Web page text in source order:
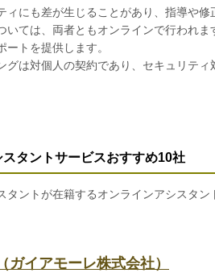
ィにも差が生じることがあり、指導や修
いては、両者ともオンラインで行われ
トを提供します。
グは対個人の契約であり、セキュリティ
タントサービスおすすめ10社
タントが在籍するオンラインアシスタン
ガイアモーレ株式会社）